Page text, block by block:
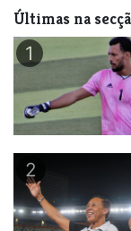
Últimas na
1
2